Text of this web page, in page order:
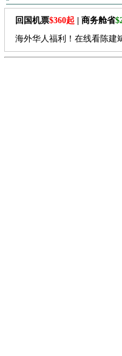
回国机票$360起 | 商务舱省
海外华人福利！在线看陈建